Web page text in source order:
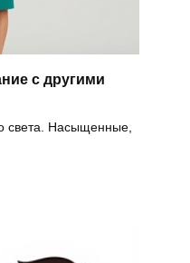
с другими
света. Насыщенные,